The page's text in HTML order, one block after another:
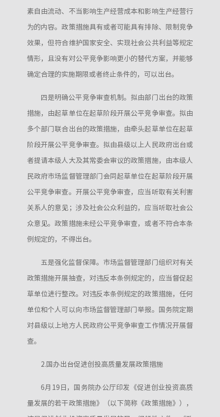
素自由流动、不当影响生产经营成本和影响生产经营行
为的内容。政策措施具有或者可能具有排除、限制竞争
效果，但符合维护国家安全、实现社会公共利益等规定
情形，且没有对公平竞争影响更小的替代方案，并能够
确定合理的实施期限或者终止条件的，可以出台。
四是明确公平竞争审查机制。拟由部门出台的政策
措施，由起草单位在起草阶段开展公平竞争审查。拟由
多个部门联合出台的政策措施，由牵头起草单位在起草
阶段开展公平竞争审查。拟由县级以上人民政府出台或
者提请本级人大及其常委会审议的政策措施，由本级人
民政府市场监督管理部门会同起草单位在起草阶段开展
公平竞争审查。开展公平竞争审查，应当听取有关利害
关系人的意见；涉及社会公众利益的，应当听取社会公
众意见。政策措施未经公平竞争审查，或者不符合本条
例规定的，不得出台。
五是强化监督保障。市场监督管理部门组织对有关
政策措施开展抽查，对违反本条例规定的，应当督促起
草单位进行整改。对违反本条例规定的政策措施，任何
单位和个人可以向市场监督管理部门举报。国务院定期
对县级以上地方人民政府公平竞争审查工作情况开展督
查。
2.国办出台促进创投高质量发展政策措施
6月19日，国务院办公厅印发《促进创业投资高质
量发展的若干政策措施》（以下简称《政策措施》），